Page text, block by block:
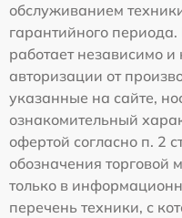
обслуживанием
гарантийного
работает независимо
авторизации от
указанные на сайте,
ознакомительный
офертой согласно п. 2
обозначения торговой
только в
перечень техники, с